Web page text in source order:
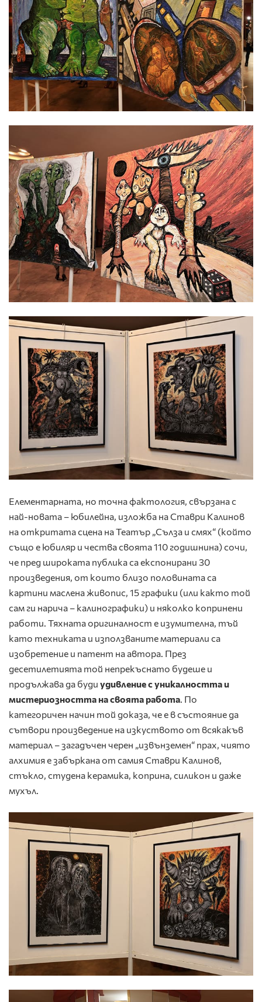
Елементарната, но точна фактология, свързана с
най-новата – юбилейна, изложба на Ставри Калинов
на откритата сцена на Театър „Сълза и смях“ (който
също е юбиляр и чества своята 110 годишнина) сочи,
че пред широката публика са експонирани 30
произведения, от които близо половината са
картини маслена живопис, 15 графики (или както той
сам ги нарича – калинографики) и няколко копринени
работи. Тяхната оригиналност е изумителна, тъй
като техниката и използваните материали са
изобретение и патент на автора. През
десетилетията той непрекъснато будеше и
продължава да буди удивление с уникалността и
мистериозността на своята работа. По
категоричен начин той доказа, че е в състояние да
сътвори произведение на изкуството от всякакъв
материал – загадъчен черен „извънземен“ прах, чиято
алхимия е забъркана от самия Ставри Калинов,
стъкло, студена керамика, коприна, силикон и даже
мухъл.